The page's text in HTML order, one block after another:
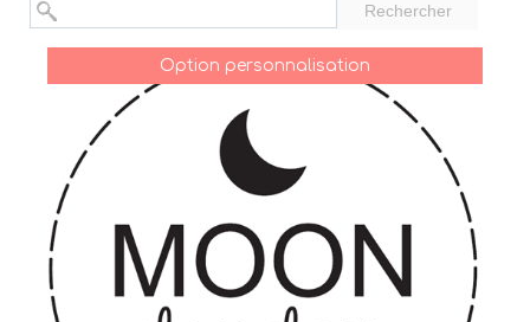
Rechercher
Option personnalisation